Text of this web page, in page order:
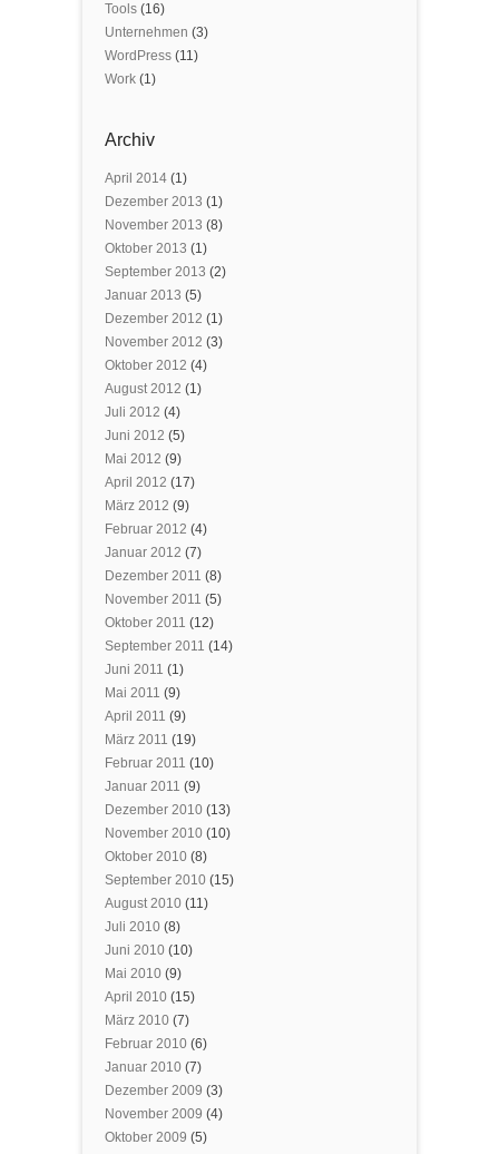
Tools (16)
Unternehmen (3)
WordPress (11)
Work (1)
Archiv
April 2014 (1)
Dezember 2013 (1)
November 2013 (8)
Oktober 2013 (1)
September 2013 (2)
Januar 2013 (5)
Dezember 2012 (1)
November 2012 (3)
Oktober 2012 (4)
August 2012 (1)
Juli 2012 (4)
Juni 2012 (5)
Mai 2012 (9)
April 2012 (17)
März 2012 (9)
Februar 2012 (4)
Januar 2012 (7)
Dezember 2011 (8)
November 2011 (5)
Oktober 2011 (12)
September 2011 (14)
Juni 2011 (1)
Mai 2011 (9)
April 2011 (9)
März 2011 (19)
Februar 2011 (10)
Januar 2011 (9)
Dezember 2010 (13)
November 2010 (10)
Oktober 2010 (8)
September 2010 (15)
August 2010 (11)
Juli 2010 (8)
Juni 2010 (10)
Mai 2010 (9)
April 2010 (15)
März 2010 (7)
Februar 2010 (6)
Januar 2010 (7)
Dezember 2009 (3)
November 2009 (4)
Oktober 2009 (5)